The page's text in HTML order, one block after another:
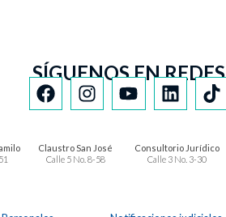
SÍGUENOS EN REDES
Claustro San José
Calle 5 No. 8-58
Consultorio Jurídico
Calle 3 No. 3-30